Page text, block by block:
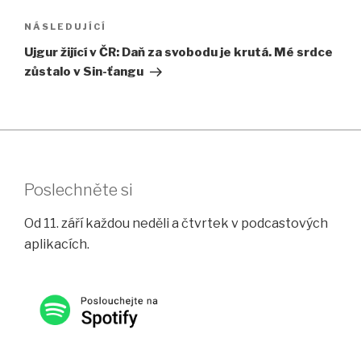
Následující
příspěvek
NÁSLEDUJÍCÍ
Ujgur žijící v ČR: Daň za svobodu je krutá. Mé srdce
zůstalo v Sin-ťangu
Poslechněte si
Od 11. září každou neděli a čtvrtek v podcastových
aplikacích.